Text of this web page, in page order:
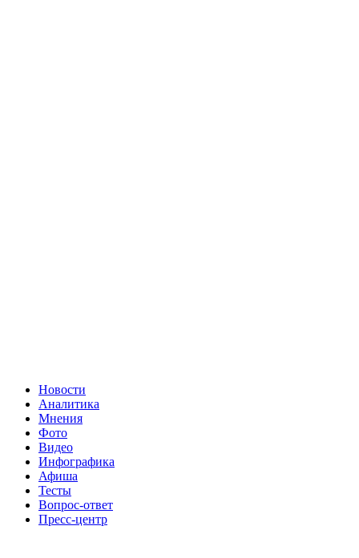
Новости
Аналитика
Мнения
Фото
Видео
Инфографика
Афиша
Тесты
Вопрос-ответ
Пресс-центр